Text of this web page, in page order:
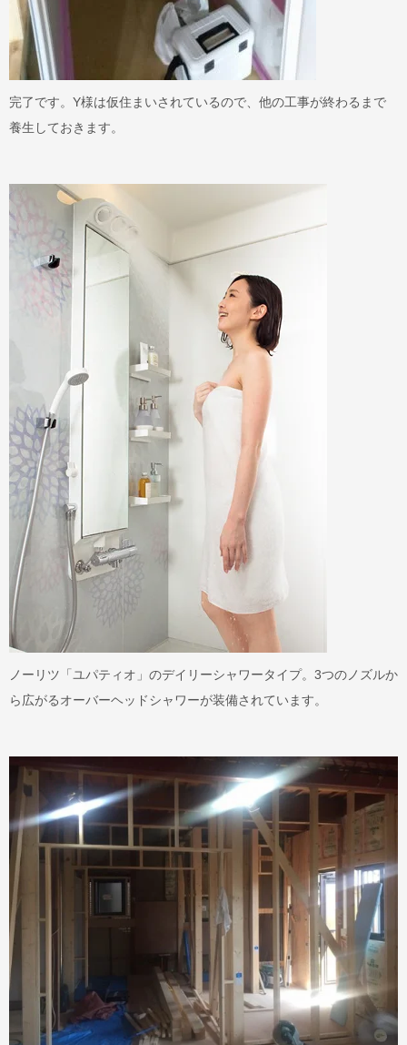
完了です。Y様は仮住まいされているので、他の工事が終わるまで
養生しておきます。
ノーリツ「ユパティオ」のデイリーシャワータイプ。3つのノズルか
ら広がるオーバーヘッドシャワーが装備されています。